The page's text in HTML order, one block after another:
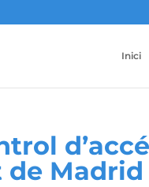
Inici
de Madrid